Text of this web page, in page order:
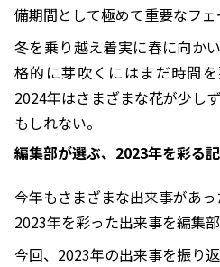
備期間として極めて重要なフェ
冬を乗り越え着実に春に向か
格的に芽吹くにはまだ時間
2024年はさまざまな花が少し
もしれない。
編集部が選ぶ、2023年を彩る
今年もさまざまな出来事があ
2023年を彩った出来事を編集
今回、2023年の出来事を振り